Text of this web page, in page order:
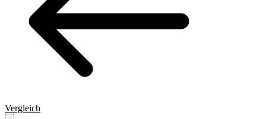
Vergleich